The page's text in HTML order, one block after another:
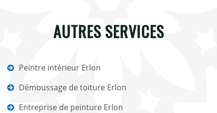
AUTRES SERVICES
Peintre intérieur Erlon
Démoussage de toiture Erlon
Entreprise de peinture Erlon